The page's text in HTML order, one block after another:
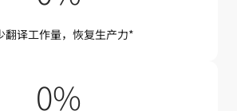
翻译工作量，恢复生产力*
0%345%